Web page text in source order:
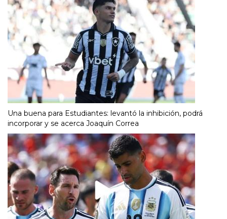
Una buena para Estudiantes: levantó la inhibición, podrá
incorporar y se acerca Joaquín Correa